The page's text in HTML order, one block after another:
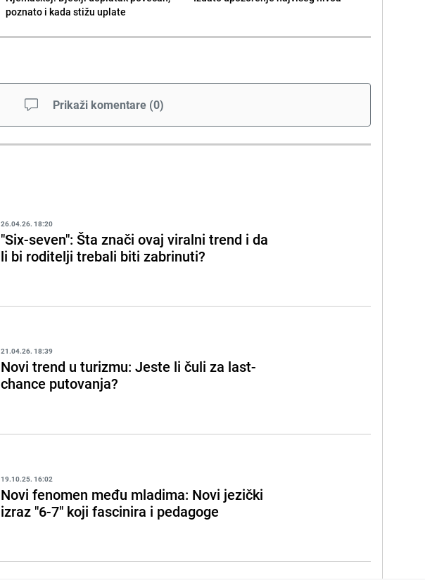
poznato i kada stižu uplate
Prikaži komentare (0)
26.04.26. 18:20
"Six-seven": Šta znači ovaj viralni trend i da
li bi roditelji trebali biti zabrinuti?
21.04.26. 18:39
Novi trend u turizmu: Jeste li čuli za last-
chance putovanja?
19.10.25. 16:02
Novi fenomen među mladima: Novi jezički
izraz "6-7" koji fascinira i pedagoge